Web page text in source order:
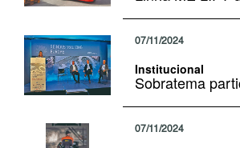
07/11/2024
Institucional
Sobratema
07/11/2024